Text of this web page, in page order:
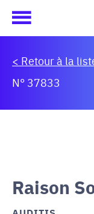
< Retour à la
N° 37833
Raison